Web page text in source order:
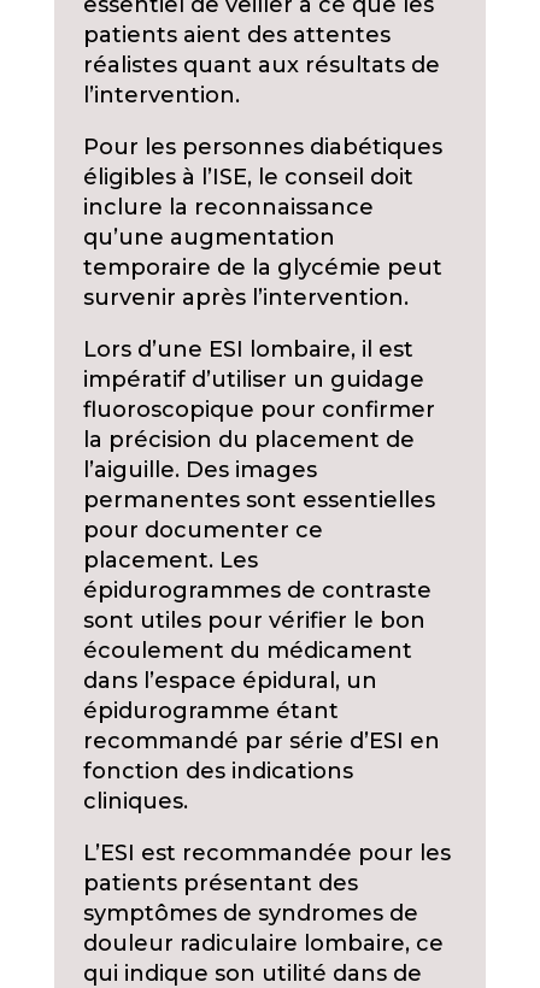
patients aient des attentes
réalistes quant aux résultats de
l’intervention.
Pour les personnes diabétiques
éligibles à l’ISE, le conseil doit
inclure la reconnaissance
qu’une augmentation
temporaire de la glycémie peut
survenir après l’intervention.
Lors d’une ESI lombaire, il est
impératif d’utiliser un guidage
fluoroscopique pour confirmer
la précision du placement de
l’aiguille. Des images
permanentes sont essentielles
pour documenter ce
placement. Les
épidurogrammes de contraste
sont utiles pour vérifier le bon
écoulement du médicament
dans l’espace épidural, un
épidurogramme étant
recommandé par série d’ESI en
fonction des indications
cliniques.
L’ESI est recommandée pour les
patients présentant des
symptômes de syndromes de
douleur radiculaire lombaire, ce
qui indique son utilité dans de